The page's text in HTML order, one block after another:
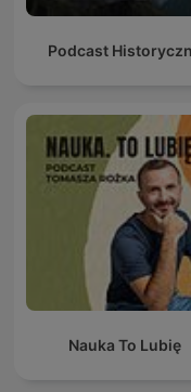
Podcast
Nauka To Lubię